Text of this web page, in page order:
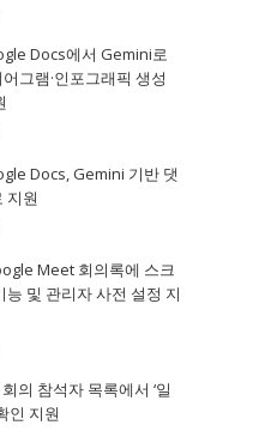
Docs에서 Gemini로
그램·인포그래픽 생성
Docs, Gemini 기반 댓
지원
Meet 회의록에 스크
능 및 관리자 사전 설정 지
의 참석자 목록에서 ‘일
인 지원